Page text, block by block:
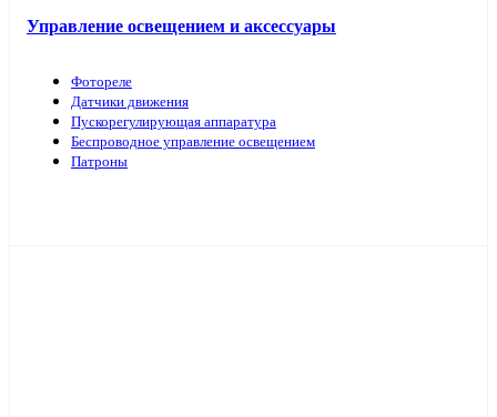
Управление освещением и аксессуары
Фотореле
Датчики движения
Пускорегулирующая аппаратура
Беспроводное управление освещением
Патроны